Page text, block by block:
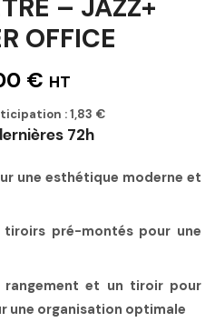
– JAZZ+
OFFICE
€ HT
:1,83 €
72h
une esthétique moderne et
tiroirs pré-montés pour une
et un tiroir pour
une organisation optimale